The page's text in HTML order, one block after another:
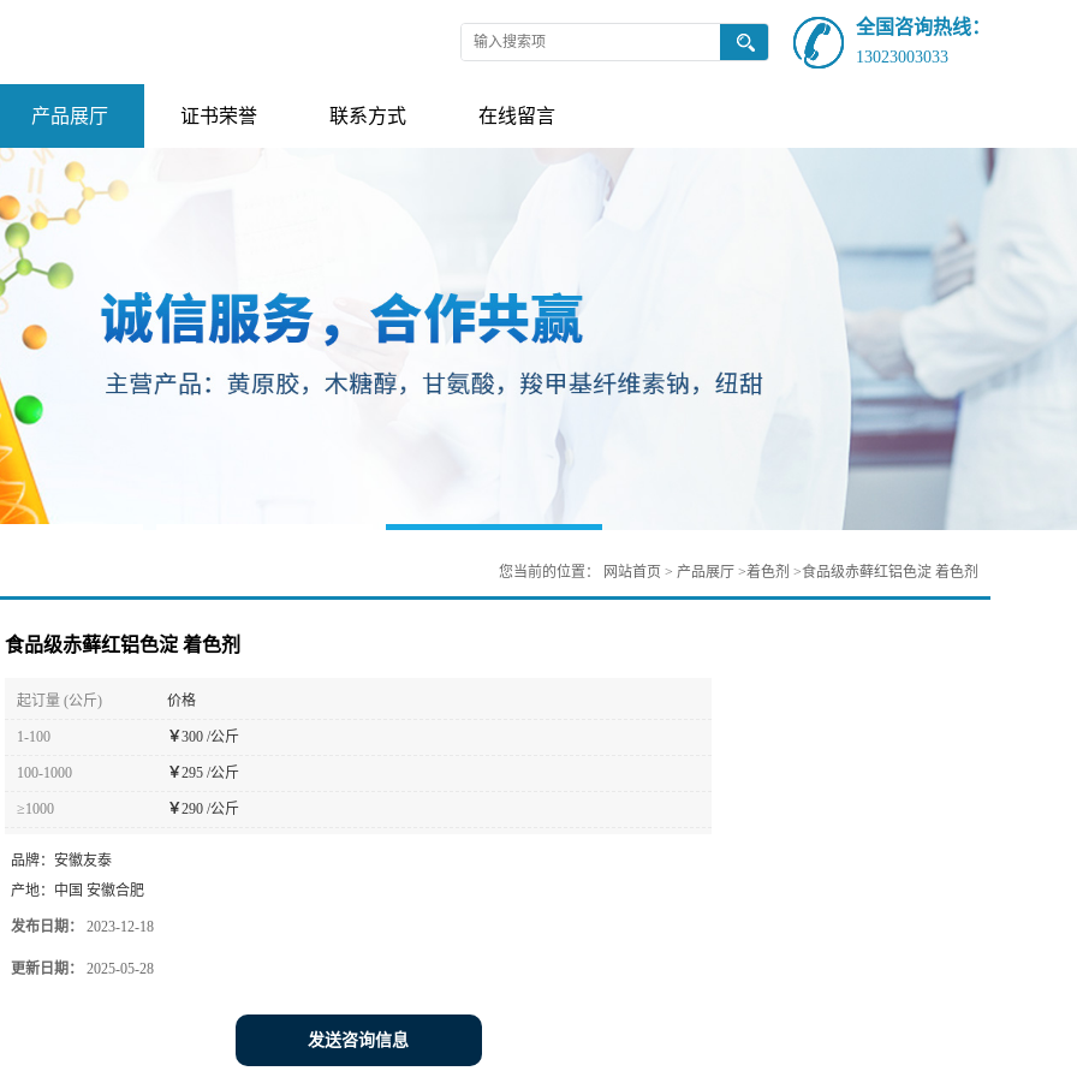
全国咨询热线：
13023003033
产品展厅 证书荣誉 联系方式 在线留言
您当前的位置： 网站首页 > 产品展厅 >着色剂 >食品级赤藓红铝色淀 着色剂
食品级赤藓红铝色淀 着色剂
起订量 (公斤) 价格
1-100 ￥300 /公斤
100-1000 ￥295 /公斤
≥1000 ￥290 /公斤
品牌： 安徽友泰
产地： 中国 安徽合肥
发布日期： 2023-12-18
更新日期： 2025-05-28
发送咨询信息